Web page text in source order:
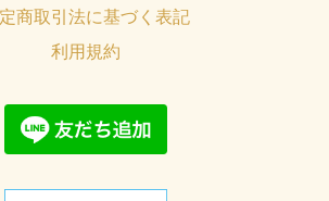
商取引法に基づく表記
利用規約